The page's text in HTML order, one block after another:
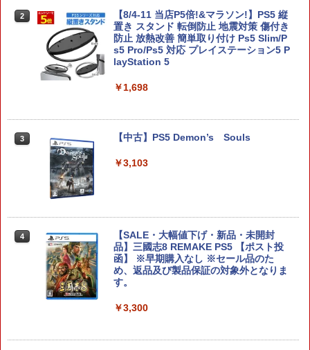
Nintendo Switch 2(日本語・国内専用)
￥55,871
ニンテンドープリペイド番号 9000円|オ
ンラインコード版
5
ニンテンドープリペイド番号 5000円|オ
ンラインコード版
￥5,000
￥7,286
【純正品】ディスクドライブ(CFI-ZDD1
トローラー ミッドナイト ブラック(CFI-
【純正品】DualSense ワイヤレスコン
トローラー(CFI-ZCT2J)
￥10,737
￥5,000
【純正品】Xbox ワイヤレス コントロー
ラー (ロボット ホワイト)
￥7,681
4
【純正品】Xbox 充電式バッテリー + US
5
【純正品】Xbox ワイヤレス コントロー
ラー (カーボンブラック)
￥8,020
2
劇場版「鬼滅の刃」無限城編 第一章 猗
窩座再来 通常版 [Blu-ray]
￥3,964
￥8,698
【Amazon.co.jp限定】劇場版モノノ怪
【特典】ほの暮しの庭 switch2版(【初
回外付特典】切り取れるクリアカード)
3
ELDEN RING Tarnished Edition Swit
4
任天堂 ファイアーエムブレム 万紫千紅
【Switch 2】 BEEPAACSA [BEEPAACS
A]
￥8,970
2
【8/4-11 当店P5倍!&マラソン!】PS5 縦
置き スタンド 転倒防止 地震対策 傷付き
防止 放熱改善 簡単取り付け Ps5 Slim/P
s5 Pro/Ps5 対応 プレイステーション5 P
layStation 5
￥1,698
3 【中古】PS5 Demon’s Souls
￥3,103
4
【SALE・大幅値下げ・新品・未開封
品】三國志8 REMAKE PS5 【ポスト投
函】 ※早期購入なし ※セール品のた
め、返品及び製品保証の対象外となりま
す。
￥3,300